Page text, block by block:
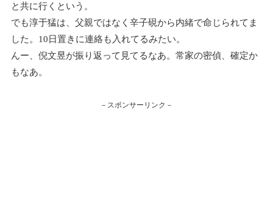
と共に行くという。
でも淳于猛は、父親ではなく辛子硯から内緒で命じられてま
した。10日置きに連絡も入れてるみたい。
んー、倪文昱が振り返って見てるなあ。常家の密偵、確定か
もなあ。
－スポンサーリンク－